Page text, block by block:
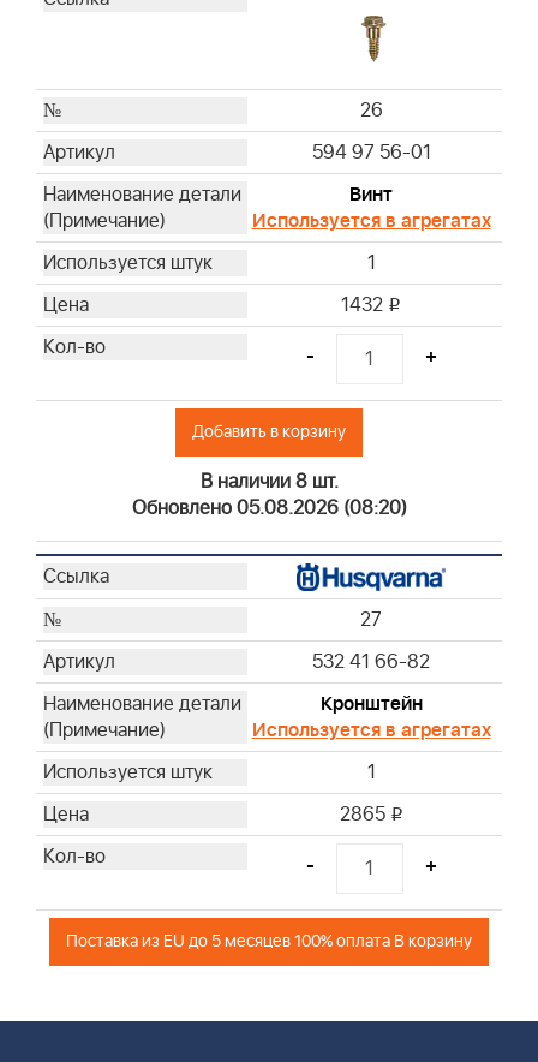
26
594 97 56-01
Винт
Используется в агрегатах
1
1432 i
- +
Добавить в корзину
В наличии 8 шт.
Обновлено 05.08.2026 (08:20)
27
532 41 66-82
Кронштейн
Используется в агрегатах
1
2865 i
- +
Поставка из EU до 5 месяцев 100% оплата В корзину